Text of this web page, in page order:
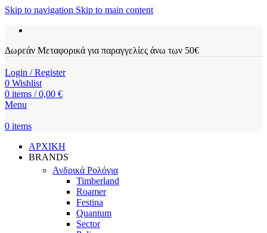
Skip to navigation Skip to main content
Δωρεάν Μεταφορικά για παραγγελίες άνω των 50€
Login / Register
0 Wishlist
0 items / 0,00 €
Menu
0 items
ΑΡΧΙΚΗ
BRANDS
Ανδρικά Ρολόγια
Timberland
Roamer
Festina
Quantum
Sector